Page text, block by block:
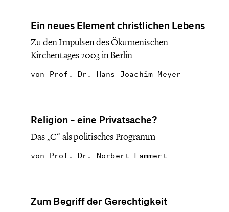
Ein neues Element christlichen Lebens
Zu den Impulsen des Ökumenischen
Kirchentages 2003 in Berlin
von Prof. Dr. Hans Joachim Meyer
Religion – eine Privatsache?
Das „C“ als politisches Programm
von Prof. Dr. Norbert Lammert
Zum Begriff der Gerechtigkeit